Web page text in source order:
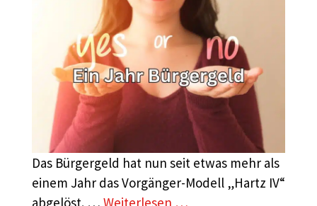
Das Bürgergeld hat nun seit etwas mehr als
einem Jahr das Vorgänger-Modell „Hartz IV“
abgelöst. … Weiterlesen …